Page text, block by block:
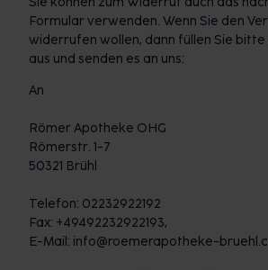
Formular verwenden. Wenn Sie den
widerrufen wollen, dann füllen Sie bitte
aus und senden es an uns:
An
Römer Apotheke OHG
Römerstr. 1-7
50321 Brühl
Telefon: 02232922192
Fax: +49492232922193,
E-Mail: info@roemerapotheke-